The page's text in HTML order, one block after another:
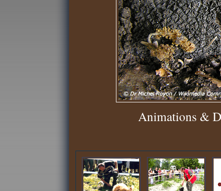
Animations &